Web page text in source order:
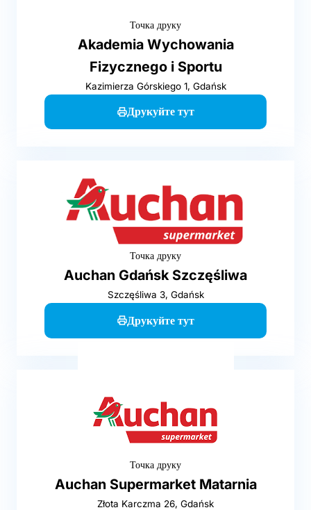
Точка друку
Akademia Wychowania
Fizycznego i Sportu
Kazimierza Górskiego 1, Gdańsk
Друкуйте тут
Точка друку
Auchan Gdańsk Szczęśliwa
Szczęśliwa 3, Gdańsk
Друкуйте тут
Точка друку
Auchan Supermarket Matarnia
Złota Karczma 26, Gdańsk